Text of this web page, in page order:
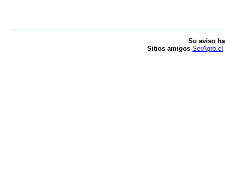
Su aviso
Sitios amigos SerAgro.cl